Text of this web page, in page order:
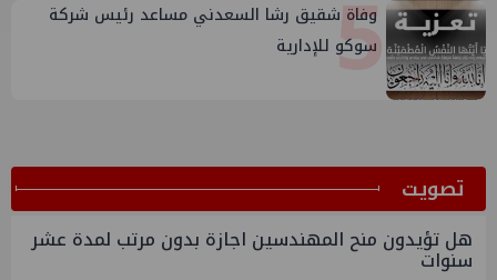
5
وفاة شقيق رشا السعدني مساعد رئيس شركة
سوكو للإدارية
ﺗﺼﻮﻳﺖ
هل تؤيدون منح المهندسين اجازة بدون مرتب لمدة عشر
سنوات